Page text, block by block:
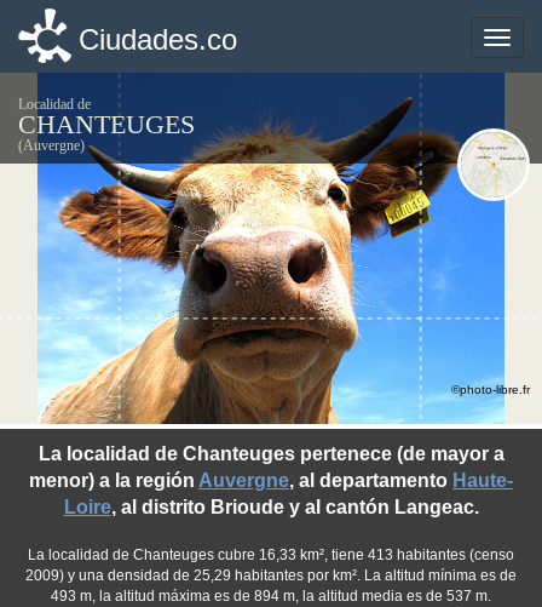
Toggle
Ciudades.co
Localidad de
CHANTEUGES
(Auvergne)
La localidad de Chanteuges pertenece (de mayor a
menor) a la región Auvergne, al departamento Haute-
Loire, al distrito Brioude y al cantón Langeac.
La localidad de Chanteuges cubre 16,33 km², tiene 413 habitantes (censo
2009) y una densidad de 25,29 habitantes por km². La altitud mínima es de
493 m, la altitud máxima es de 894 m, la altitud media es de 537 m.
©photo-libre.fr
Toggle
Ciudades.co